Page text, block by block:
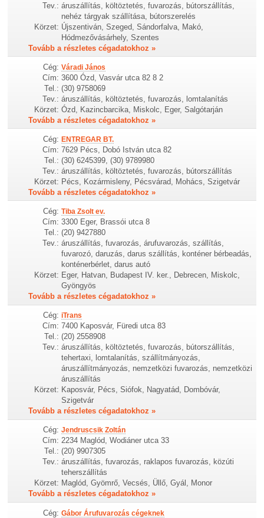
Tev.: áruszállítás, költöztetés, fuvarozás, bútorszállítás,
nehéz tárgyak szállítása, bútorszerelés
Körzet: Újszentiván, Szeged, Sándorfalva, Makó,
Hódmezővásárhely, Szentes
Tovább a részletes cégadatokhoz »
Cég: Váradi János
Cím: 3600 Ózd, Vasvár utca 82 8 2
Tel.: (30) 9758069
Tev.: áruszállítás, költöztetés, fuvarozás, lomtalanítás
Körzet: Ózd, Kazincbarcika, Miskolc, Eger, Salgótarján
Tovább a részletes cégadatokhoz »
Cég: ENTREGAR BT.
Cím: 7629 Pécs, Dobó István utca 82
Tel.: (30) 6245399, (30) 9789980
Tev.: áruszállítás, költöztetés, fuvarozás, bútorszállítás
Körzet: Pécs, Kozármisleny, Pécsvárad, Mohács, Szigetvár
Tovább a részletes cégadatokhoz »
Cég: Tiba Zsolt ev.
Cím: 3300 Eger, Brassói utca 8
Tel.: (20) 9427880
Tev.: áruszállítás, fuvarozás, árufuvarozás, szállítás,
fuvarozó, daruzás, darus szállítás, konténer bérbeadás,
konténerbérlet, darus autó
Körzet: Eger, Hatvan, Budapest IV. ker., Debrecen, Miskolc,
Gyöngyös
Tovább a részletes cégadatokhoz »
Cég: iTrans
Cím: 7400 Kaposvár, Füredi utca 83
Tel.: (20) 2558908
Tev.: áruszállítás, költöztetés, fuvarozás, bútorszállítás,
tehertaxi, lomtalanítás, szállítmányozás,
áruszállítmányozás, nemzetközi fuvarozás, nemzetközi
áruszállítás
Körzet: Kaposvár, Pécs, Siófok, Nagyatád, Dombóvár,
Szigetvár
Tovább a részletes cégadatokhoz »
Cég: Jendruscsik Zoltán
Cím: 2234 Maglód, Wodiáner utca 33
Tel.: (20) 9907305
Tev.: áruszállítás, fuvarozás, raklapos fuvarozás, közúti
teherszállítás
Körzet: Maglód, Gyömrő, Vecsés, Üllő, Gyál, Monor
Tovább a részletes cégadatokhoz »
Cég: Gábor Árufuvarozás cégeknek